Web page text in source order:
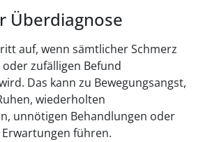
Überdiagnose
auf, wenn sämtlicher Schmerz
zufälligen Befund
Das kann zu Bewegungsangst,
wiederholten
unnötigen Behandlungen oder
führen.